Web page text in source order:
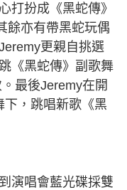
打扮成《黑蛇傳》
餘亦有帶黑蛇玩偶
更親自挑選
《黑蛇傳》副歌舞
最後Jeremy在開
，跳唱新歌《黑
演唱會藍光碟採雙